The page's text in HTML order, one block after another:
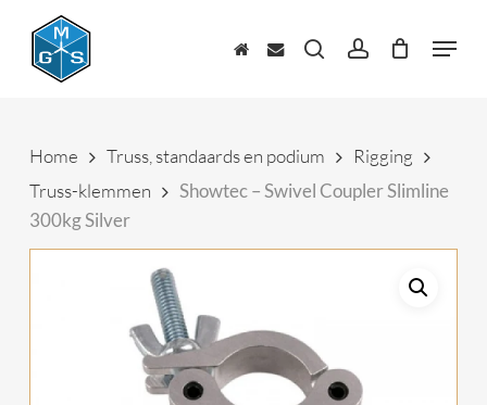
content
zoekenaccount Menu
Home Truss, standaards en podium
Rigging
Truss-klemmen
Showtec – Swivel Coupler Slimline
300kg Silver